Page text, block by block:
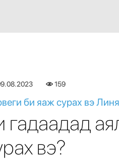
159
би яаж сурах вэ
гадаадад
вэ?